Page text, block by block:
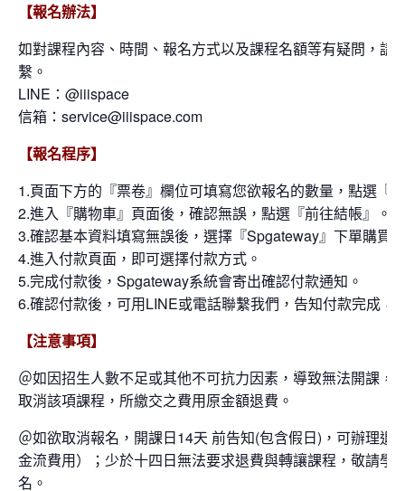
【報名辦法】
如對課程內容、時間、報名方式以及課程名額等有疑問，請
繫。
LINE：@iiispace
信箱：service@iiispace.com
【報名程序】
1.頁面下方的『票卷』欄位可填寫您欲報名的數量，點選『
2.進入『購物車』頁面後，確認無誤，點選『前往結帳』。
3.確認基本資料填寫無誤後，選擇『Spgateway』下單購買。
4.進入付款頁面，即可選擇付款方式。
5.完成付款後，Spgateway系統會寄出確認付款通知。
6.確認付款後，可用LINE或電話聯繫我們，告知付款完成，
【注意事項】
＠如因招生人數不足或其他不可抗力因素，導致無法開課，
取消該項課程，所繳交之費用原金額退費。
＠如欲取消報名，開課日14天 前告知(包含假日)，可辦理退
金流費用）；少於十四日無法要求退費與轉讓課程，敬請學
名。